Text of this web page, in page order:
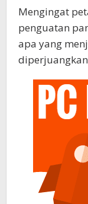
Mengingat
penguatan
apa yang